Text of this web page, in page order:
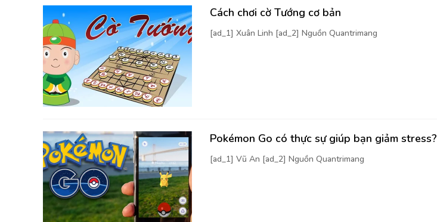
Cách chơi cờ Tướng cơ bản
[ad_1] Xuân Linh [ad_2] Nguồn Quantrimang
Pokémon Go có thực sự giúp bạn giảm stress?
[ad_1] Vũ An [ad_2] Nguồn Quantrimang